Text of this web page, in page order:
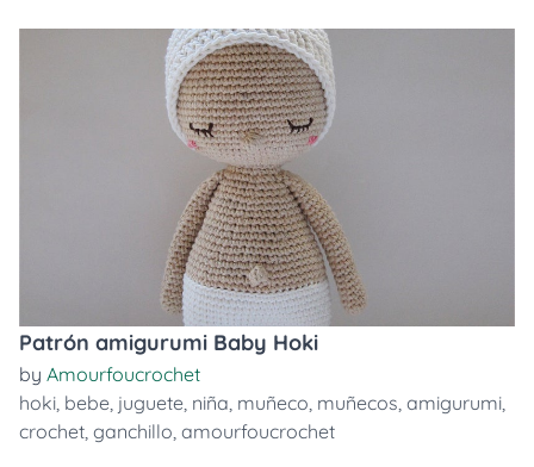
Patrón amigurumi Baby Hoki
by Amourfoucrochet
hoki, bebe, juguete, niña, muñeco, muñecos, amigurumi,
crochet, ganchillo, amourfoucrochet